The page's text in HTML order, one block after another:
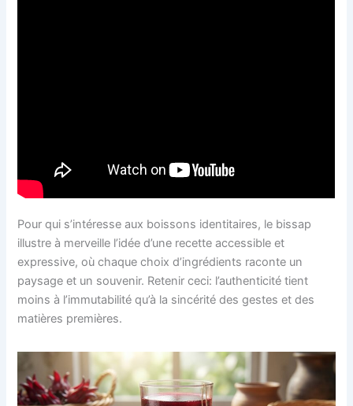
Pour qui s’intéresse aux boissons identitaires, le bissap
illustre à merveille l’idée d’une recette accessible et
expressive, où chaque choix d’ingrédients raconte un
paysage et un souvenir. Retenir ceci: l’authenticité tient
moins à l’immutabilité qu’à la sincérité des gestes et des
matières premières.